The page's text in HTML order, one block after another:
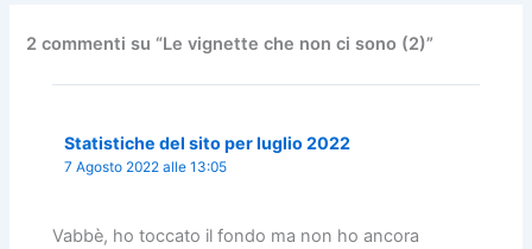
o
o
k
o
n
di
2 commenti su “Le vignette che non ci sono (2)”
Statistiche del sito per luglio 2022
7 Agosto 2022 alle 13:05
Vabbè, ho toccato il fondo ma non ho ancora